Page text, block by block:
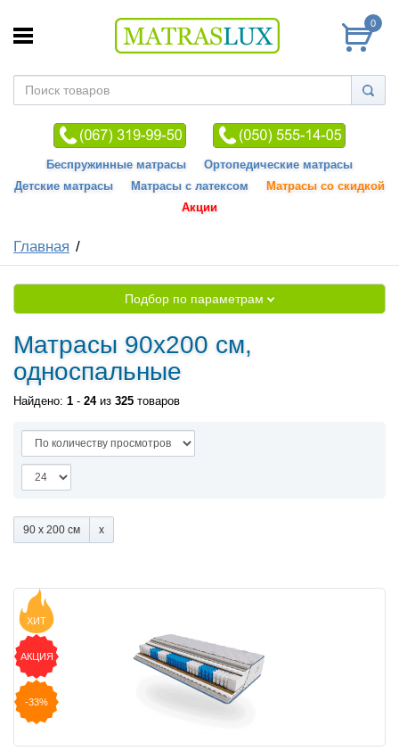
0
Беспружинные матрасы
Ортопедические матрасы
Детские матрасы
Матрасы с латексом
Матрасы со скидкой
Акции
Главная
Подбор по параметрам
Матрасы 90x200 см,
односпальные
Найдено: 1 - 24из 325 товаров
90 x 200 см
ХИТ
АКЦИЯ
-33%